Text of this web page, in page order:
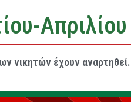
νικητών έχουν αναρτηθεί.